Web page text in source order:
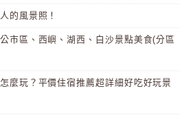
的風景照！
市區、西嶼、湖西、白沙景點美食(分區
麼玩？平價住宿推薦超詳細好吃好玩景